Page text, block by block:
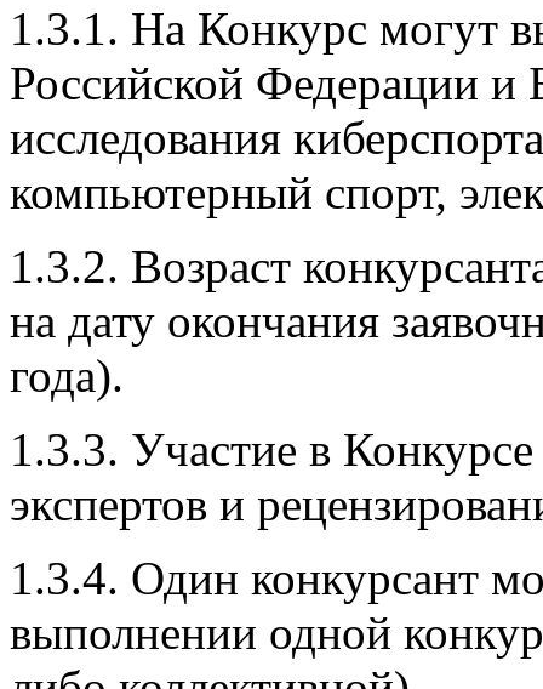
1.3.1. На Конкурс могут
Российской Федерации и
исследования
компьютерный спорт,
1.3.2. Возраст
на дату окончания
года).
1.3.3. Участие в
экспертов и
1.3.4. Один конкурсант
выполнении одной